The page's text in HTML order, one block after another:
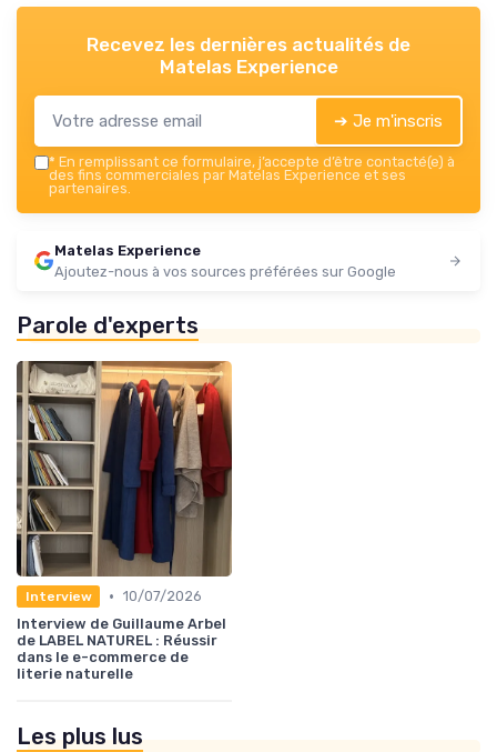
Recevez les dernières actualités de
Matelas Experience
➔ Je m'inscris
* En remplissant ce formulaire, j’accepte d’être contacté(e) à
des fins commerciales par Matelas Experience et ses
partenaires.
Matelas Experience
Ajoutez-nous à vos sources préférées sur Google
Parole d'experts
Interview • 10/07/2026
Interview de Guillaume Arbel
de LABEL NATUREL : Réussir
dans le e-commerce de
literie naturelle
Les plus lus